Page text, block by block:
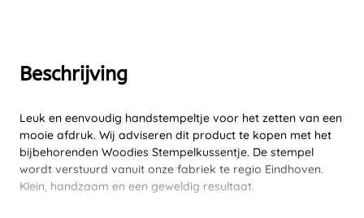
Beschrijving
Leuk en eenvoudig handstempeltje voor het zetten van een
mooie afdruk. Wij adviseren dit product te kopen met het
bijbehorenden Woodies Stempelkussentje. De stempel
wordt verstuurd vanuit onze fabriek te regio Eindhoven.
Klein, handzaam en een geweldig resultaat.